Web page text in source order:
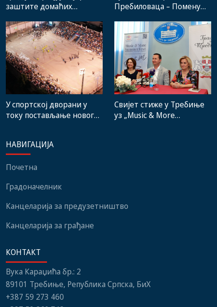
заштите домаћих
градске пијаце
Пребиловаца – Помену
представници
институција, локалних
заједница и грађани
У спортској дворани у
току постављање новог
нови мобилијар
Свијет стиже у Требиње
уз „Music & More
НАВИГАЦИЈА
Почетна
Градоначелник
Канцеларија за предузетништво
Канцеларија за грађане
КОНТАКТ
Вука Караџића бр.: 2
89101 Требиње, Република Српска, БиХ
+387 59 273 460